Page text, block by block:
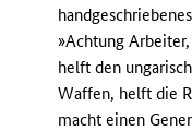
»Achtung
helft den
Waffen, helft die
macht einen